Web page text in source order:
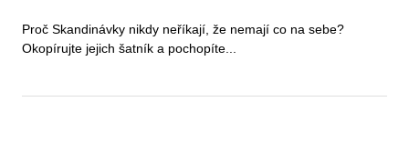
Proč Skandinávky nikdy neříkají, že nemají co na sebe?
Okopírujte jejich šatník a pochopíte...